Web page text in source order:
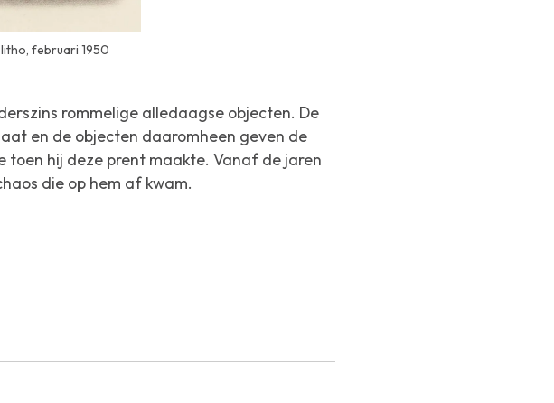
februari 1950
rommelige alledaagse objecten. De
en de objecten daaromheen geven de
toen hij deze prent maakte. Vanaf de jaren
die op hem af kwam.